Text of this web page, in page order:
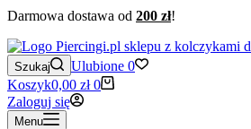
Darmowa dostawa od 200 zł!
Szukaj Ulubione 0
Koszyk0,00 zł 0
Zaloguj się
Menu